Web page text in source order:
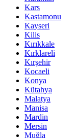
Kars
Kastamonu
Kayseri
Kilis
Kırıkkale
Kırklareli
Kırşehir
Kocaeli
Konya
Kütahya
Malatya
Manisa
Mardin
Mersin
Muğla